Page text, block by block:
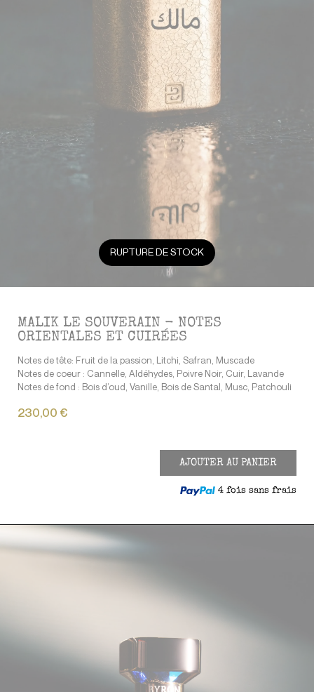
RUPTURE DE STOCK
MALIK LE SOUVERAIN - NOTES
ORIENTALES ET CUIRÉES
Notes de tête: Fruit de la passion, Litchi, Safran, Muscade
Notes de coeur : Cannelle, Aldéhydes, Poivre Noir, Cuir, Lavande
Notes de fond : Bois d’oud, Vanille, Bois de Santal, Musc, Patchouli
230,00 €
AJOUTER AU PANIER
4 fois sans frais